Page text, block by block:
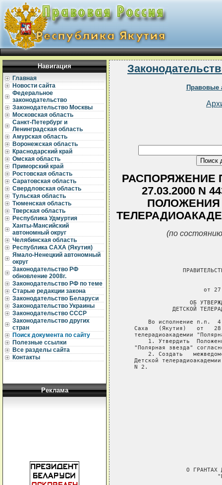
Навигация
Главная
Новости сайта
Федеральное
законодательство
Законодательство Москвы
Московская область
Санкт-Петербург и
Ленинградская область
Амурская область
Воронежская область
Краснодарский край
Омская область
Приморский край
Ростовская область
Саратовская область
Свердловская область
Тульская область
Тюменская область
Тверская область
Республика Удмуртия
Ханты-Мансийский
автономный округ
Челябинская область
Республика САХА (Якутия)
Ямало-Ненецкий автономный
округ
Законодательство РФ
обновление 2008г.
Законодательство РФ по теме
Старые редакции закона
Законодательство Беларуси
Законодательство Украины
Законодательство СССР
Законодательство других
стран
Поиск документа по сайту
Полезные ссылки
Все разделы сайта
Контакты
Реклама
Правовые
РАСПОРЯЖЕНИЕ
27.03.2000 N
ПОЛОЖЕНИЯ
(по
от
ОБ
ДЕТСКОЙ
Во исполнение п.п.
Саха   (Якутия)   от
телерадиоакадемии
1. Утвердить
"Полярная звезда"
2. Создать
Детской
   N 2.
О ГРАНТАХ